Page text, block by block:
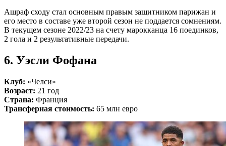
Ашраф сходу стал основным правым защитником парижан и
его место в составе уже второй сезон не поддается сомнениям.
В текущем сезоне 2022/23 на счету марокканца 16 поединков,
2 гола и 2 результативные передачи.
6. Уэсли Фофана
Клуб: «Челси»
Возраст: 21 год
Страна: Франция
Трансферная стоимость: 65 млн евро